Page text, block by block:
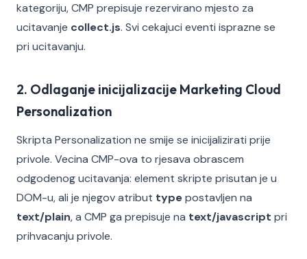
kategoriju, CMP prepisuje rezervirano mjesto za
ucitavanje collect.js. Svi cekajuci eventi isprazne se
pri ucitavanju.
2. Odlaganje inicijalizacije Marketing Cloud
Personalization
Skripta Personalization ne smije se inicijalizirati prije
privole. Vecina CMP-ova to rjesava obrascem
odgodenog ucitavanja: element skripte prisutan je u
DOM-u, ali je njegov atribut typepostavljen na
text/plain, a CMP ga prepisuje na text/javascript pri
prihvacanju privole.